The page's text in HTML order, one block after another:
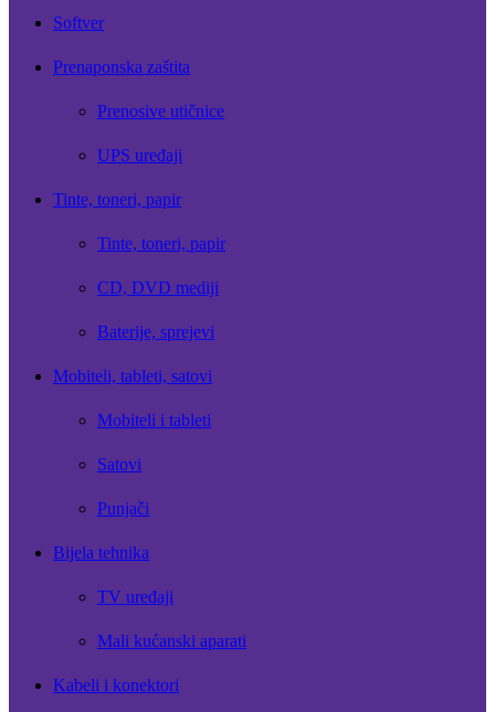
Softver
Prenaponska zaštita
Prenosive utičnice
UPS uređaji
Tinte, toneri, papir
Tinte, toneri, papir
CD, DVD mediji
Baterije, sprejevi
Mobiteli, tableti, satovi
Mobiteli i tableti
Satovi
Punjači
Bijela tehnika
TV uređaji
Mali kućanski aparati
Kabeli i konektori